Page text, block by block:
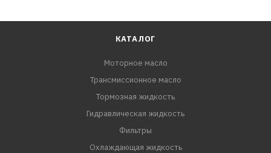
КАТАЛОГ
Моторное масло
Трансмиссионное масло
Тормозная жидкость
Гидравлическая жидкость
Фильтры
Охлаждающая жидкость